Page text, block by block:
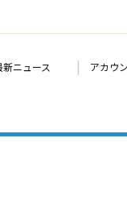
新ニュース | アカウ